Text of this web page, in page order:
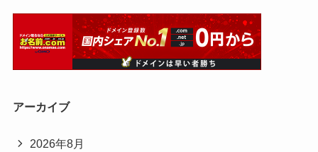
アーカイブ
2026年8月